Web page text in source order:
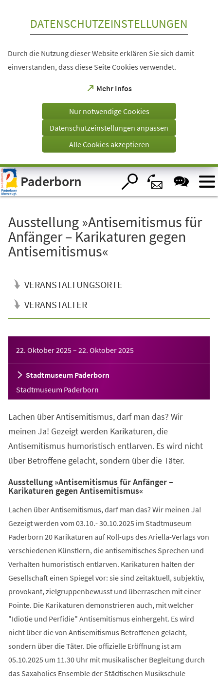
Visuelle
Assistenzsoftware
öffnen.
DATENSCHUTZEINSTELLUNGEN
Durch die Nutzung dieser Website erklären Sie sich damit
einverstanden, dass diese Seite Cookies verwendet.
Mehr Infos
(Öffnet
einem
Tab)
Nur notwendige Cookies
Datenschutzeinstellungen anpassen
Alle Cookies akzeptieren
Paderborn
Ausstellung »Antisemitismus für
Anfänger – Karikaturen gegen
Antisemitismus«
VERANSTALTUNGSORTE
VERANSTALTER
22. Oktober 2025– 22. Oktober 2025
Stadtmuseum Paderborn
Stadtmuseum Paderborn
Lachen über Antisemitismus, darf man das? Wir
meinen Ja! Gezeigt werden Karikaturen, die
Antisemitismus humoristisch entlarven. Es wird nicht
über Betroffene gelacht, sondern über die Täter.
Ausstellung »Antisemitismus für Anfänger –
Karikaturen gegen Antisemitismus«
Lachen über Antisemitismus, darf man das? Wir meinen Ja!
Gezeigt werden vom 03.10.- 30.10.2025 im Stadtmuseum
Paderborn 20 Karikaturen auf Roll-ups des Ariella-Verlags von
verschiedenen Künstlern, die antisemitisches Sprechen und
Verhalten humoristisch entlarven. Karikaturen halten der
Gesellschaft einen Spiegel vor: sie sind zeitaktuell, subjektiv,
provokant, zielgruppenbewusst und überraschen mit einer
Pointe. Die Karikaturen demonstrieren auch, mit welcher
"Idiotie und Perfidie" Antisemitismus einhergeht. Es wird
nicht über die von Antisemitismus Betroffenen gelacht,
sondern über die Täter. Die offizielle Eröffnung ist am
05.10.2025 um 11.30 Uhr mit musikalischer Begleitung durch
das Saxaholics Ensemble der Städtischen Musikschule